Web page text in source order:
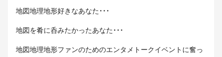
地図地理地形好きなあなた・・・
地図を肴に呑みたかったあなた・・・
地図地理地形ファンのためのエンタメトークイベントに奮っ